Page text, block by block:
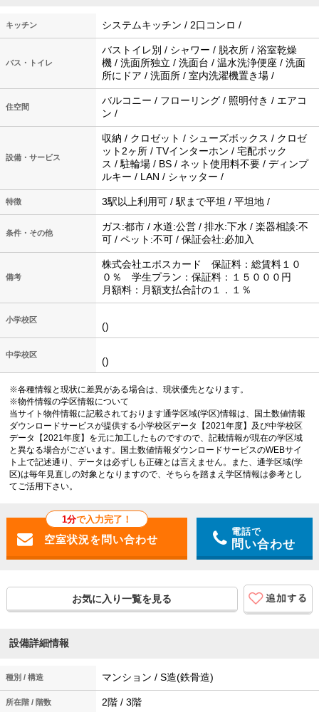
キッチン システムキッチン / 2口コンロ /
バス・トイレ
バストイレ別 / シャワー / 脱衣所 / 浴室乾燥
機 / 洗面所独立 / 洗面台 / 温水洗浄便座 / 洗面
所にドア / 洗面所 / 室内洗濯機置き場 /
住空間
バルコニー / フローリング / 照明付き / エアコ
ン /
設備・サービス
収納 / クロゼット / シューズボックス / クロゼ
ット2ヶ所 / TVインターホン / 宅配ボック
ス / 駐輪場 / BS / ネット使用料不要 / ディンプ
ルキー / LAN / シャッター /
特徴 3駅以上利用可 / 駅まで平坦 / 平坦地 /
条件・その他
ガス:都市 / 水道:公営 / 排水:下水 / 楽器相談:不
可 / ペット:不可 / 保証会社:必加入
備考
株式会社エポスカード 保証料：総賃料１０
０％ 学生プラン：保証料：１５０００円
月額料：月額支払合計の１．１％
小学校区
()
中学校区
()
※各種情報と現状に差異がある場合は、現状優先となります。
※物件情報の学区情報について
当サイト物件情報に記載されております通学区域(学区)情報は、国土数値情報
ダウンロードサービスが提供する小学校区データ【2021年度】及び中学校区
データ【2021年度】を元に加工したものですので、記載情報が現在の学区域
と異なる場合がございます。国土数値情報ダウンロードサービスのWEBサイ
ト上で記述通り、データは必ずしも正確とは言えません。また、通学区域(学
区)は毎年見直しの対象となりますので、そちらを踏まえ学区情報は参考とし
てご活用下さい。
1分で入力完了！
電話で
問い合わせ
お気に入り一覧を見る
設備詳細情報
種別 / 構造 マンション / S造(鉄骨造)
所在階 / 階数 2階 / 3階